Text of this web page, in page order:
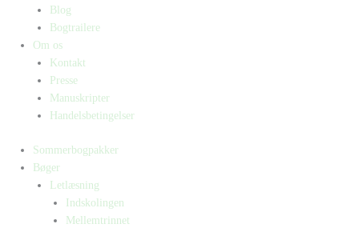
Blog
Bogtrailere
Om os
Kontakt
Presse
Manuskripter
Handelsbetingelser
Sommerbogpakker
Bøger
Letlæsning
Indskolingen
Mellemtrinnet